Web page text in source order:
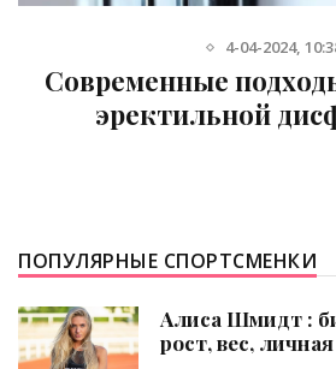
4-04-2024,
Современные
эректильной
ПОПУЛЯРНЫЕ СПОРТСМЕНКИ
Алиса Шмидт :
рост, вес,